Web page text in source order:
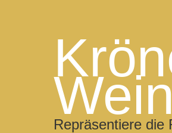
Repräsentiere die